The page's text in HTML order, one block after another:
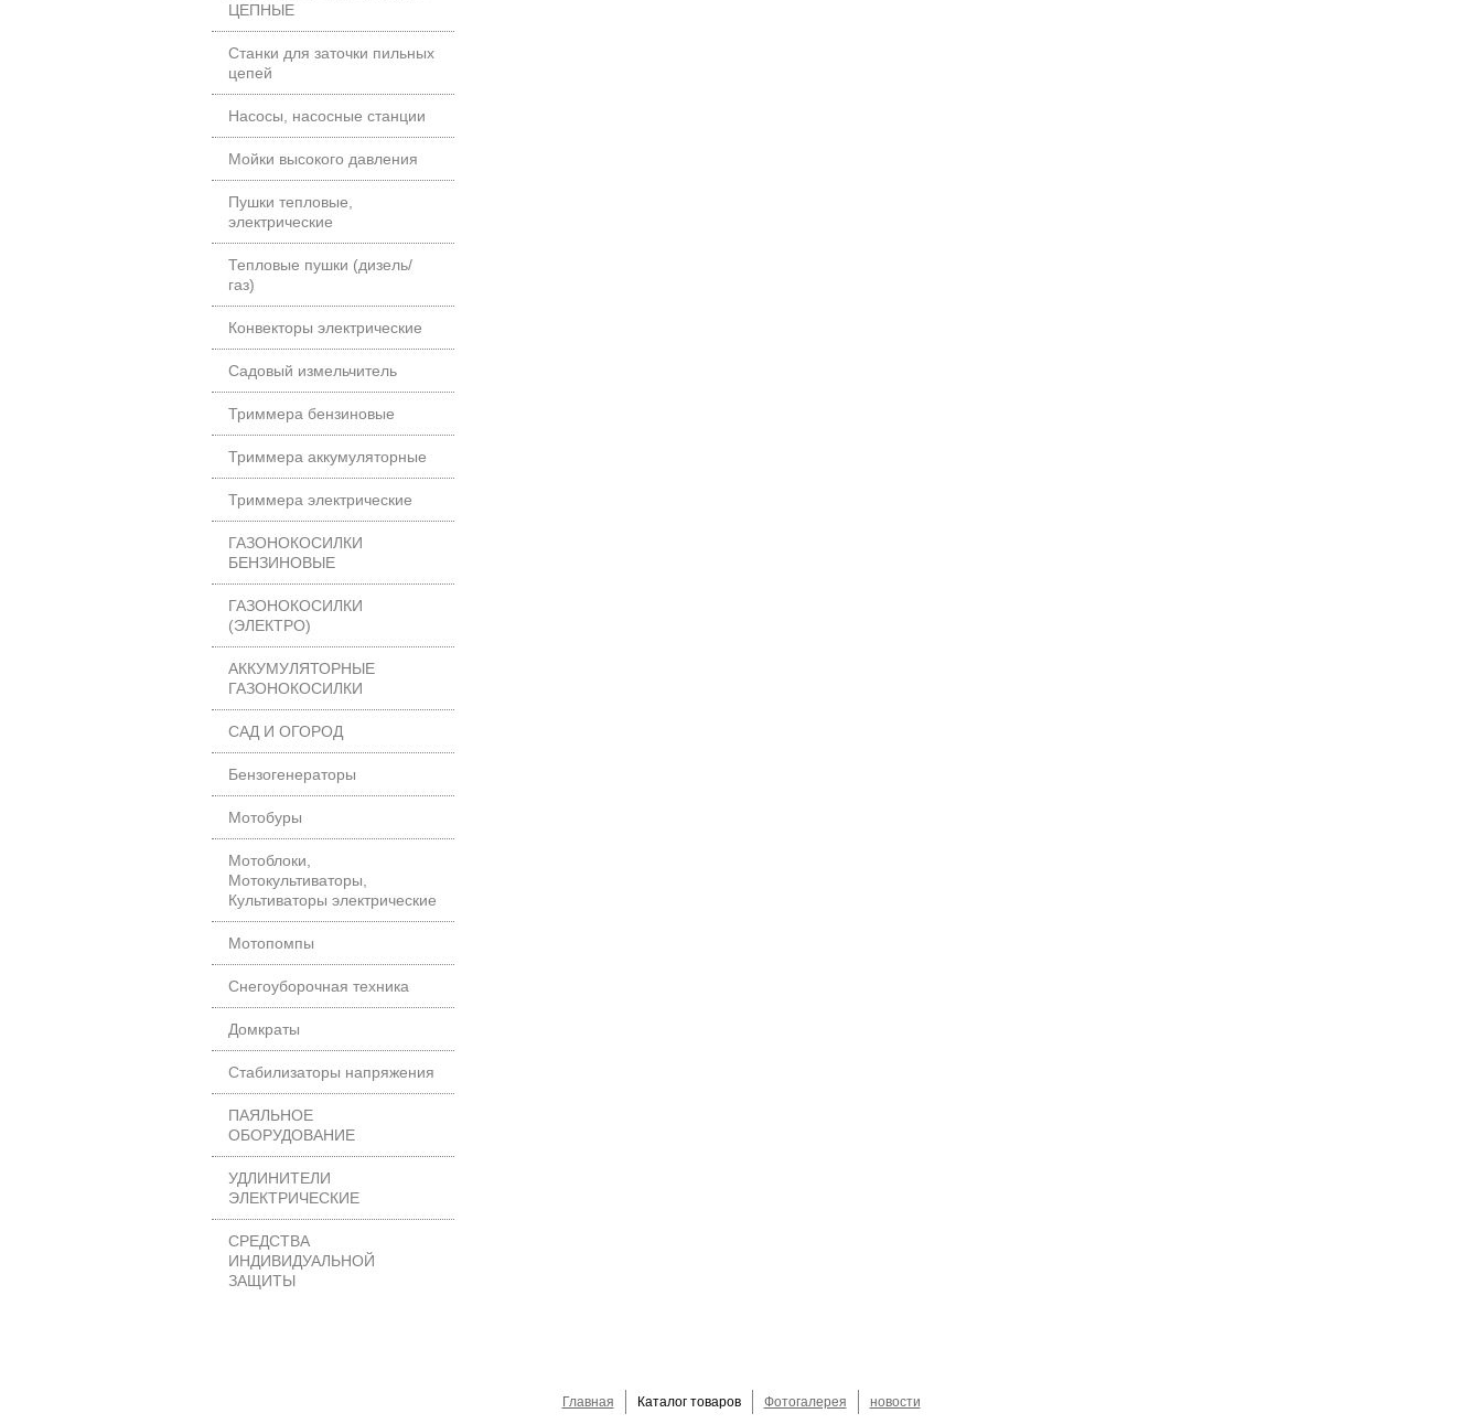
ЦЕПНЫЕ
Станки для заточки пильных
цепей
Насосы, насосные станции
Мойки высокого давления
Пушки тепловые,
электрические
Тепловые пушки (дизель/
газ)
Конвекторы электрические
Садовый измельчитель
Триммера бензиновые
Триммера аккумуляторные
Триммера электрические
ГАЗОНОКОСИЛКИ
БЕНЗИНОВЫЕ
ГАЗОНОКОСИЛКИ
(ЭЛЕКТРО)
АККУМУЛЯТОРНЫЕ
ГАЗОНОКОСИЛКИ
САД И ОГОРОД
Бензогенераторы
Мотобуры
Мотоблоки,
Мотокультиваторы,
Культиваторы электрические
Мотопомпы
Снегоуборочная техника
Домкраты
Стабилизаторы напряжения
ПАЯЛЬНОЕ
ОБОРУДОВАНИЕ
УДЛИНИТЕЛИ
ЭЛЕКТРИЧЕСКИЕ
СРЕДСТВА
ИНДИВИДУАЛЬНОЙ
ЗАЩИТЫ
Главная Каталог товаров Фотогалерея новости